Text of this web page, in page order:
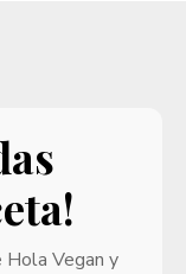
Hola Vegan y